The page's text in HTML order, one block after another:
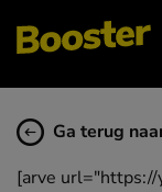
Ga terug
[arve